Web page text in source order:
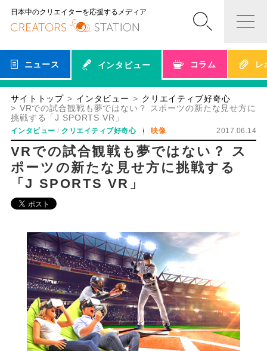
日本中のクリエイターを応援するメディア
ニュース インタビュー コラム レ
サイトトップ インタビュー
クリエイティブ好奇心
VRでの試合観戦も夢ではない？ スポーツの新たな見せ方に
挑戦する「J SPORTS VR」
インタビュー クリエイティブ好奇心 映像 2017.06.14
VRでの試合観戦も夢ではない？ ス
ポーツの新たな見せ方に挑戦する
「J SPORTS VR」